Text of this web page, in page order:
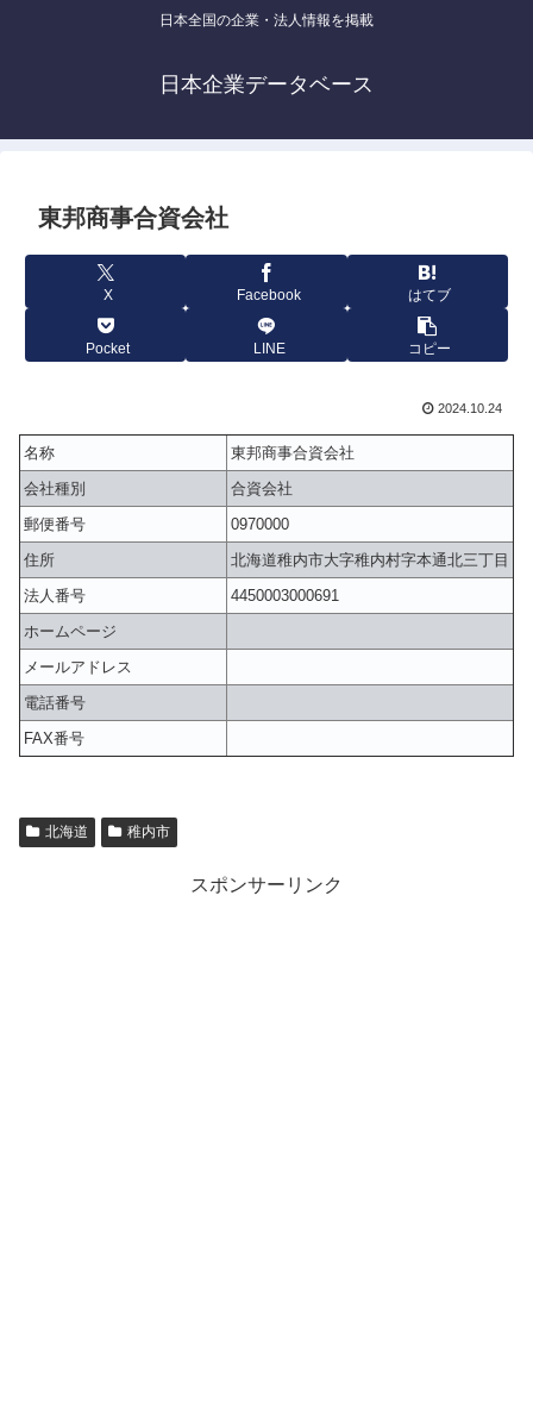
日本全国の企業・法人情報を掲載
日本企業データベース
東邦商事合資会社
X Facebook はてブ
Pocket LINE コピー
2024.10.24
名称
東邦商事合資会社
会社種別
合資会社
郵便番号
0970000
住所
北海道稚内市大字稚内村字本通北三丁目
法人番号
4450003000691
ホームページ
メールアドレス
電話番号
FAX番号
北海道 稚内市
スポンサーリンク